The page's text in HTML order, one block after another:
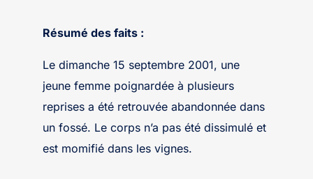
Résumé des faits :
Le dimanche 15 septembre 2001, une
jeune femme poignardée à plusieurs
reprises a été retrouvée abandonnée dans
un fossé. Le corps n’a pas été dissimulé et
est momifié dans les vignes.